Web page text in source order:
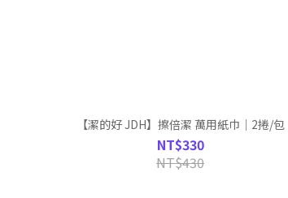
【潔的好 JDH】擦倍潔 萬用紙巾｜2捲/包
NT$330
NT$430